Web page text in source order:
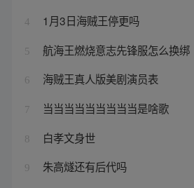
4 1月3日海贼王停更吗
5 航海王燃烧意志先锋服怎么换绑
6 海贼王真人版美剧演员表
7 当当当当当当当当当是啥歌
8 白孝文身世
9 朱高燧还有后代吗